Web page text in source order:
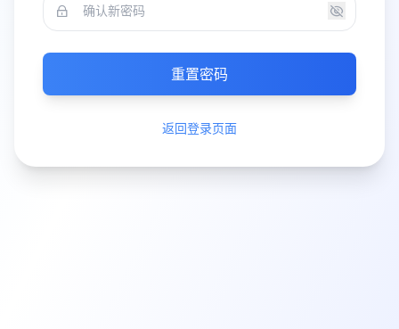
重置密码
返回登录页面